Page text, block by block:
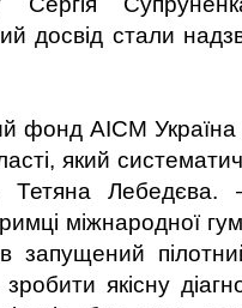
досвід стали
фонд AICM
який
Лебедєва. –
міжнародної
запущений
якісну